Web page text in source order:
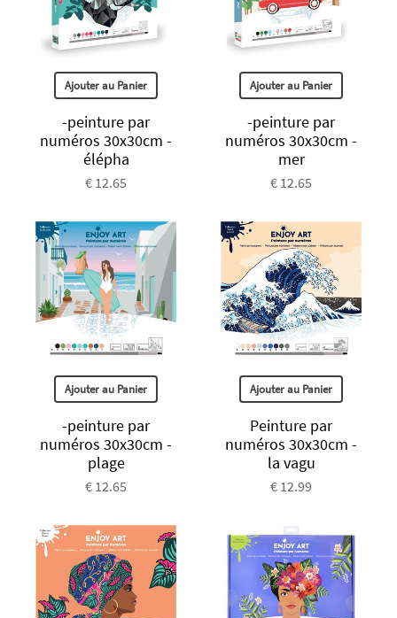
Ajouter au Panier
-peinture par
numéros 30x30cm -
élépha
€ 12.65
Ajouter au Panier
-peinture par
numéros 30x30cm -
mer
€ 12.65
Ajouter au Panier
-peinture par
numéros 30x30cm -
plage
€ 12.65
Ajouter au Panier
Peinture par
numéros 30x30cm -
la vagu
€ 12.99